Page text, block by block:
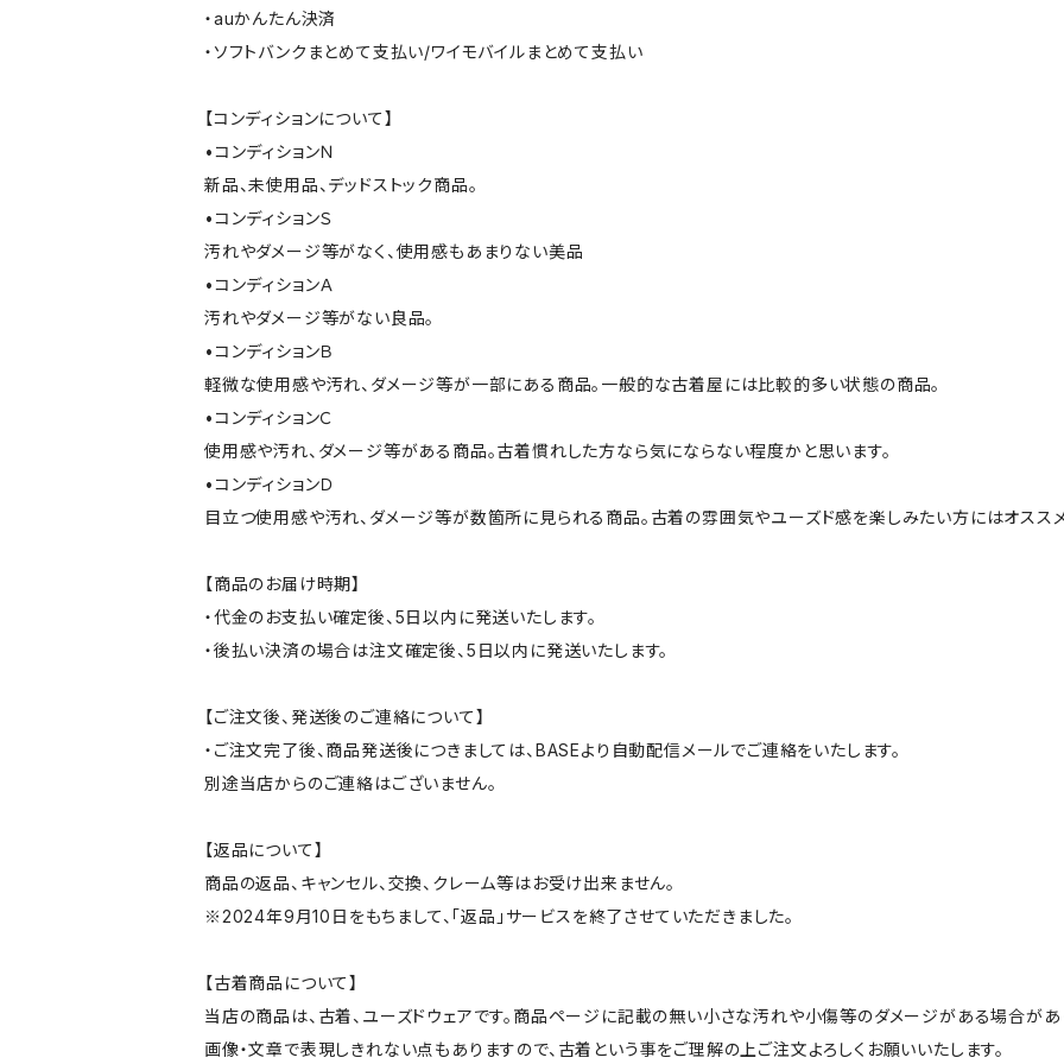
・auかんたん決済
・ソフトバンクまとめて支払い/ワイモバイルまとめて支払い
【コンディションについて】
•コンディションＮ
新品、未使用品、デッドストック商品。
•コンディションＳ
汚れやダメージ等がなく、使用感もあまりない美品
•コンディションＡ
汚れやダメージ等がない良品。
•コンディションＢ
軽微な使用感や汚れ、ダメージ等が一部にある商品。一般的な古着屋には比較的多い状態の商品。
•コンディションＣ
使用感や汚れ、ダメージ等がある商品。古着慣れした方なら気にならない程度かと思います。
•コンディションＤ
目立つ使用感や汚れ、ダメージ等が数箇所に見られる商品。古着の雰囲気やユーズド感を楽しみたい方にはオスス
【商品のお届け時期】
・代金のお支払い確定後、5日以内に発送いたします。
・後払い決済の場合は注文確定後、5日以内に発送いたします。
【ご注文後、発送後のご連絡について】
・ご注文完了後、商品発送後につきましては、BASEより自動配信メールでご連絡をいたします。
別途当店からのご連絡はございません。
【返品について】
商品の返品、キャンセル、交換、クレーム等はお受け出来ません。
※2024年9月10日をもちまして、「返品」サービスを終了させていただきました。
【古着商品について】
当店の商品は、古着、ユーズドウェアです。商品ページに記載の無い小さな汚れや小傷等のダメージがある場合があ
画像・文章で表現しきれない点もありますので、古着という事をご理解の上ご注文よろしくお願いいたします。